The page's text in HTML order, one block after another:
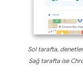
Sol tarafta,
Sağ tarafta ise